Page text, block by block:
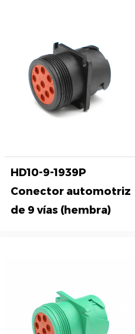
HD10-9-1939P
Conector automotriz
de 9 vías (hembra)